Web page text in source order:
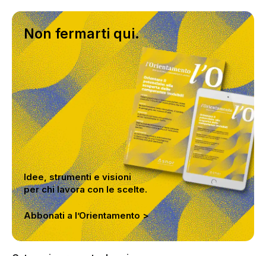
Non fermarti qui.
Idee, strumenti e visioni
per chi lavora con le scelte.
Abbonati a l’Orientamento >